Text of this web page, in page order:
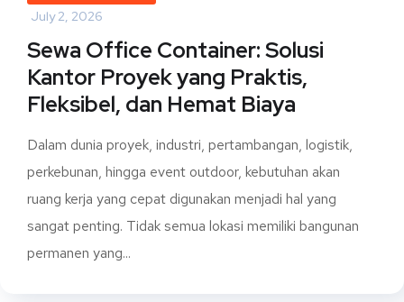
July 2, 2026
Sewa Office Container: Solusi
Kantor Proyek yang Praktis,
Fleksibel, dan Hemat Biaya
Dalam dunia proyek, industri, pertambangan, logistik,
perkebunan, hingga event outdoor, kebutuhan akan
ruang kerja yang cepat digunakan menjadi hal yang
sangat penting. Tidak semua lokasi memiliki bangunan
permanen yang...